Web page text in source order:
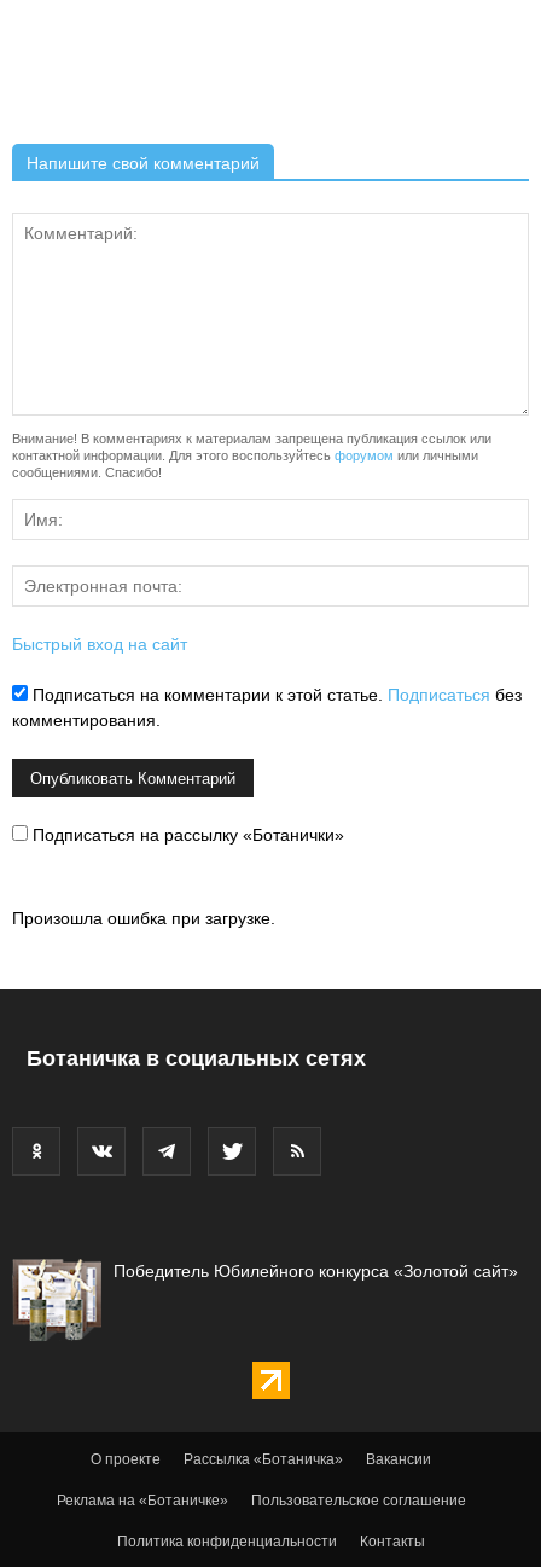
Напишите свой комментарий
Внимание! В комментариях к материалам запрещена публикация ссылок или
контактной информации. Для этого воспользуйтесь форумом или личными
сообщениями. Спасибо!
Быстрый вход на сайт
Подписаться на комментарии к этой статье. Подписаться без
комментирования.
Подписаться на рассылку «Ботанички»
Произошла ошибка при загрузке.
Ботаничка в социальных сетях
Победитель Юбилейного конкурса «Золотой сайт»
О проекте Рассылка «Ботаничка» Вакансии
Реклама на «Ботаничке» Пользовательское соглашение
Политика конфиденциальности Контакты